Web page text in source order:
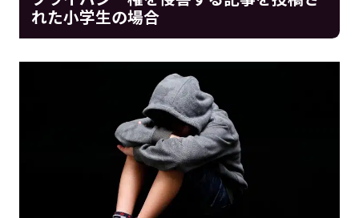
れた小学生の場合